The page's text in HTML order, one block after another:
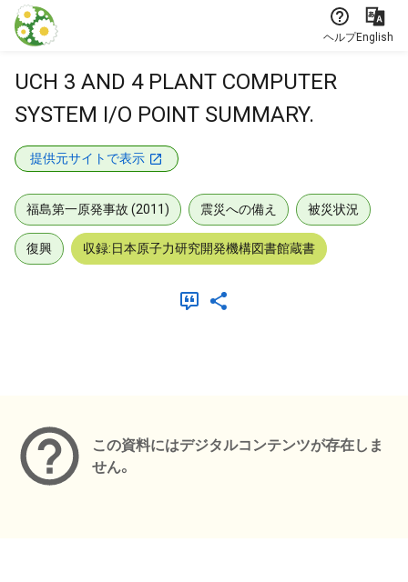
本文に飛ぶ
ヘルプEnglish
UCH 3 AND 4 PLANT COMPUTER
SYSTEM I/O POINT SUMMARY.
提供元サイトで表示
福島第一原発事故 (2011) 震災への備え 被災状況
復興 収録:日本原子力研究開発機構図書館蔵書
この資料にはデジタルコンテンツが存在しま
せん。